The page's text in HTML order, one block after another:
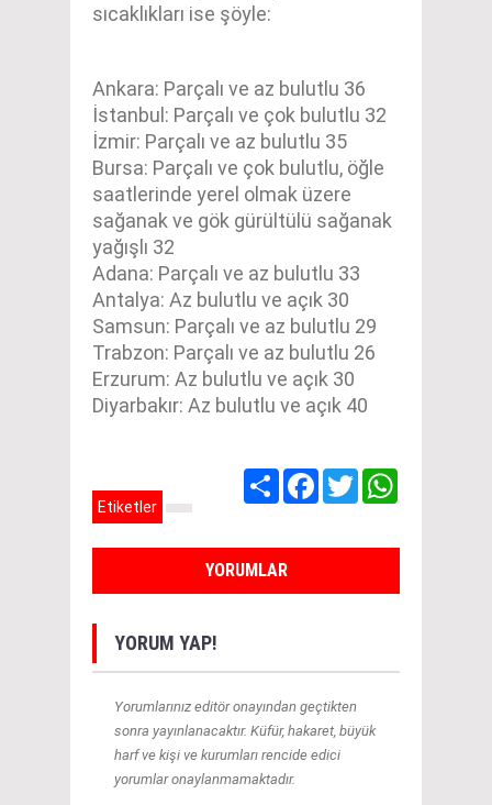
sıcaklıkları ise şöyle:
Ankara: Parçalı ve az bulutlu 36
İstanbul: Parçalı ve çok bulutlu 32
İzmir: Parçalı ve az bulutlu 35
Bursa: Parçalı ve çok bulutlu, öğle
saatlerinde yerel olmak üzere
sağanak ve gök gürültülü sağanak
yağışlı 32
Adana: Parçalı ve az bulutlu 33
Antalya: Az bulutlu ve açık 30
Samsun: Parçalı ve az bulutlu 29
Trabzon: Parçalı ve az bulutlu 26
Erzurum: Az bulutlu ve açık 30
Diyarbakır: Az bulutlu ve açık 40
Share Facebook
Twitter
Etiketler
YORUMLAR
YORUM YAP!
Yorumlarınız editör onayından geçtikten
sonra yayınlanacaktır. Küfür, hakaret, büyük
harf ve kişi ve kurumları rencide edici
yorumlar onaylanmamaktadır.